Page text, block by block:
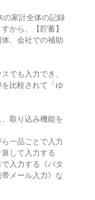
の家計全体の記録
から、【貯蓄】
、会社での補助
でも入力でき、
比較されて「ゆ
取り込み機能を
一品ごとで入力
して入力する
入力する《パタ
メール入力》な